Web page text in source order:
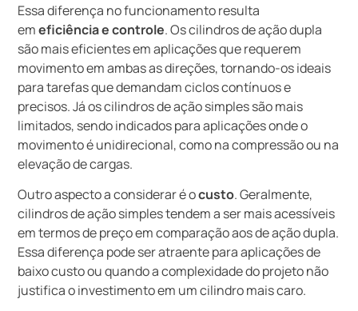
Essa diferença no funcionamento resulta
emeficiência e controle. Os cilindros de ação dupla
são mais eficientes em aplicações que requerem
movimento em ambas as direções, tornando-os ideais
para tarefas que demandam ciclos contínuos e
precisos. Já os cilindros de ação simples são mais
limitados, sendo indicados para aplicações onde o
movimento é unidirecional, como na compressão ou na
elevação de cargas.
Outro aspecto a considerar é ocusto. Geralmente,
cilindros de ação simples tendem a ser mais acessíveis
em termos de preço em comparação aos de ação dupla.
Essa diferença pode ser atraente para aplicações de
baixo custo ou quando a complexidade do projeto não
justifica o investimento em um cilindro mais caro.